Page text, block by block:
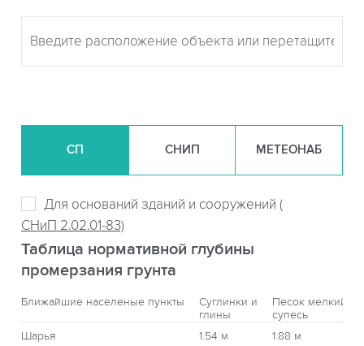
СП СНИП МЕТЕОНАБ
Для оснований зданий и сооружений (
СНиП 2.02.01-83)
Таблица нормативной глубины
промерзания грунта
Ближайшие населеные пункты
Суглинки и
глины
Песок мелкий,
супесь
Шарья
1.54 м 1.88 м